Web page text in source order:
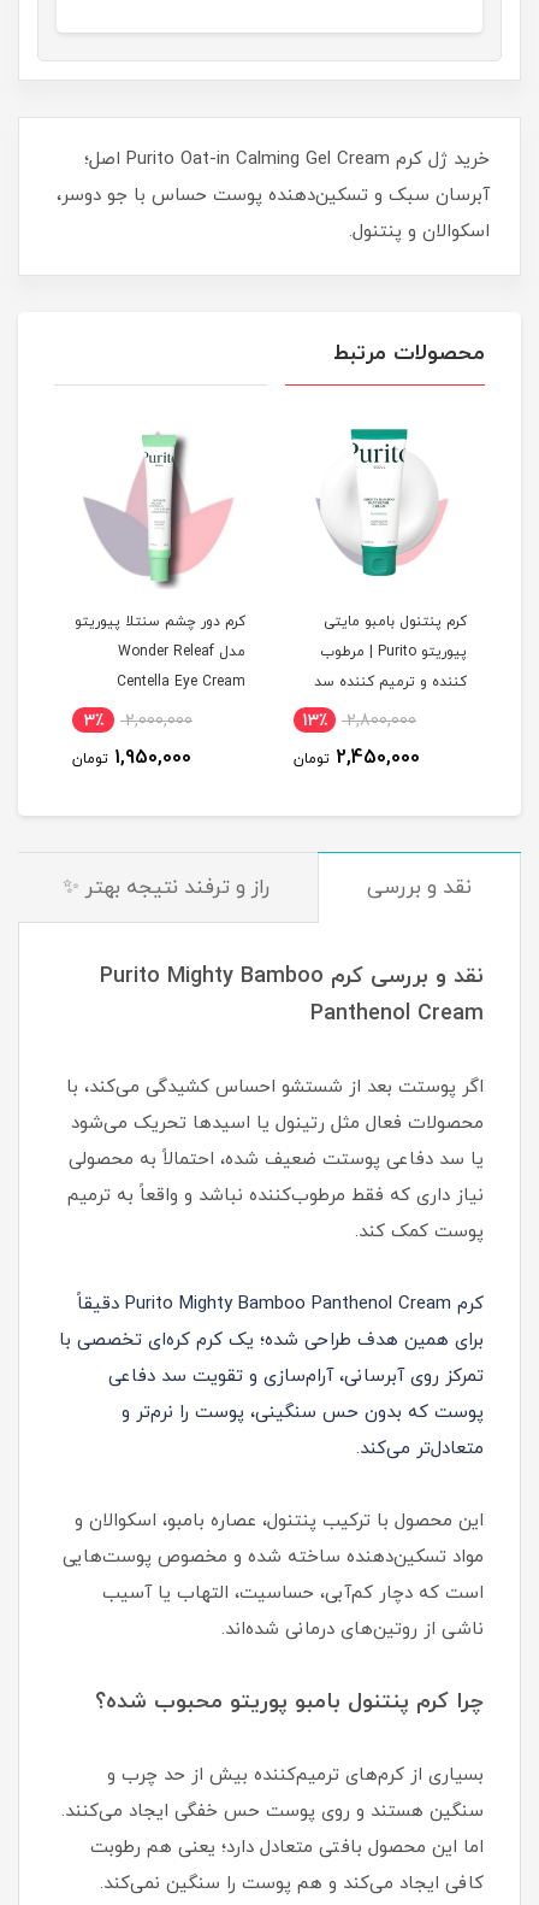
خرید ژل کرم Purito Oat-in Calming Gel Cream اصل؛
آبرسان سبک و تسکین‌دهنده پوست حساس با جو دوسر،
اسکوالان و پنتنول.
محصولات مرتبط
کرم پنتنول بامبو مایتی
پیوریتو Purito | مرطوب
کننده و ترمیم کننده سد
دفاعی پوست2,800,000 13٪
2,450,000 تومان
کرم دور چشم سنتلا پیوریتو
مدل Wonder Releaf
Centella Eye Cream
Unscented
2,000,000 3٪
1,950,000 تومان
نقد و بررسی راز و ترفند نتیجه بهتر ✨
نقد و بررسی کرم Purito Mighty Bamboo
Panthenol Cream
اگر پوستت بعد از شستشو احساس کشیدگی می‌کند، با
محصولات فعال مثل رتینول یا اسیدها تحریک می‌شود
یا سد دفاعی پوستت ضعیف شده، احتمالاً به محصولی
نیاز داری که فقط مرطوب‌کننده نباشد و واقعاً به ترمیم
پوست کمک کند.
کرم Purito Mighty Bamboo Panthenol Cream دقیقاً
برای همین هدف طراحی شده؛ یک کرم کره‌ای تخصصی با
تمرکز روی آبرسانی، آرام‌سازی و تقویت سد دفاعی
پوست که بدون حس سنگینی، پوست را نرم‌تر و
متعادل‌تر می‌کند.
این محصول با ترکیب پنتنول، عصاره بامبو، اسکوالان و
مواد تسکین‌دهنده ساخته شده و مخصوص پوست‌هایی
است که دچار کم‌آبی، حساسیت، التهاب یا آسیب
ناشی از روتین‌های درمانی شده‌اند.
چرا کرم پنتنول بامبو پوریتو محبوب شده؟
بسیاری از کرم‌های ترمیم‌کننده بیش از حد چرب و
سنگین هستند و روی پوست حس خفگی ایجاد می‌کنند.
اما این محصول بافتی متعادل دارد؛ یعنی هم رطوبت
کافی ایجاد می‌کند و هم پوست را سنگین نمی‌کند.